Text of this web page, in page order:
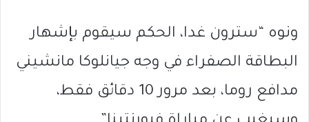
ونوه “سترون غدا، الحكم سيقوم بإشهار
البطاقة الصفراء في وجه جيانلوكا مانشيني
مدافع روما، بعد مرور 10 دقائق فقط،